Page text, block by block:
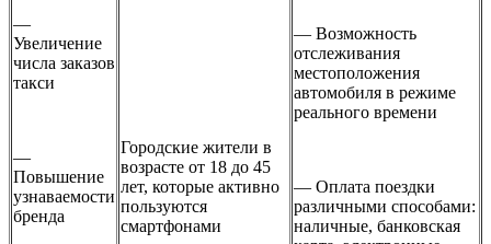
—
Увеличение
числа заказов
такси
—
Повышение
узнаваемости
бренда
Городские жители в
возрасте от 18 до 45
лет, которые активно
пользуются
смартфонами
— Возможность
отслеживания
местоположения
автомобиля в режиме
реального времени
— Оплата поездки
различными способами:
наличные, банковская